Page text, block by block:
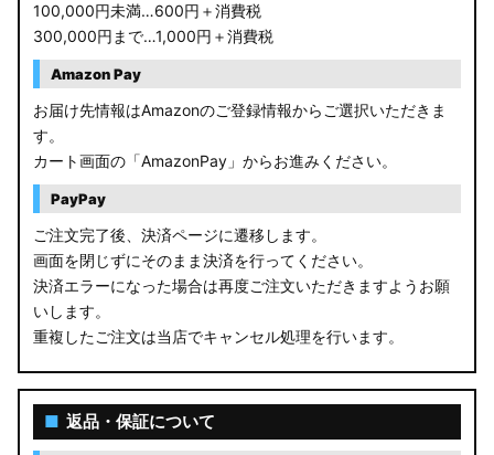
100,000円未満…600円＋消費税
300,000円まで…1,000円＋消費税
Amazon Pay
お届け先情報はAmazonのご登録情報からご選択いただきま
す。
カート画面の「AmazonPay」からお進みください。
PayPay
ご注文完了後、決済ページに遷移します。
画面を閉じずにそのまま決済を行ってください。
決済エラーになった場合は再度ご注文いただきますようお願
いします。
重複したご注文は当店でキャンセル処理を行います。
■ 返品・保証について